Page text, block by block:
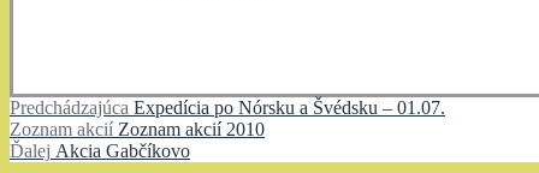
Navigácia
v
Predchádzajúca Predchádzajúci
článok:
Expedícia po Nórsku a Švédsku – 01.07.
Zoznam akcií Zoznam
akcií:
Zoznam akcií 2010
Ďalej Ďalší
Akcia Gabčíkovo